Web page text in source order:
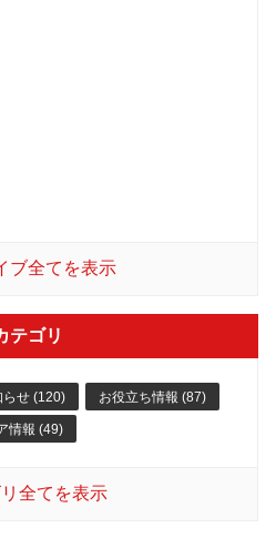
ブ全てを表示
テゴリ
らせ (120) お役立ち情報 (87)
情報 (49)
全てを表示